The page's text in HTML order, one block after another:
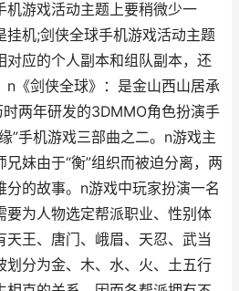
机游戏活动主题上要稍微少一
挂机;剑侠全球手机游戏活动主题
对应的个人副本和组队副本，还
n《剑侠全球》：是金山西山居承
时两年研发的3DMMO角色扮演手
”手机游戏三部曲之二。n游戏主
妹由于“衡”组织而被迫分离，两
分的故事。n游戏中玩家扮演一名
要为人物选定帮派职业、性别体
天王、唐门、峨眉、天忍、武当
划分为金、木、水、火、土五行